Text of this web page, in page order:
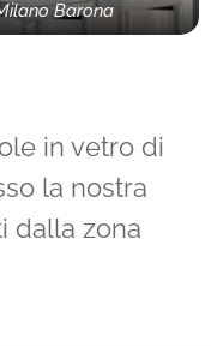
Barona
in vetro di
la nostra
dalla zona